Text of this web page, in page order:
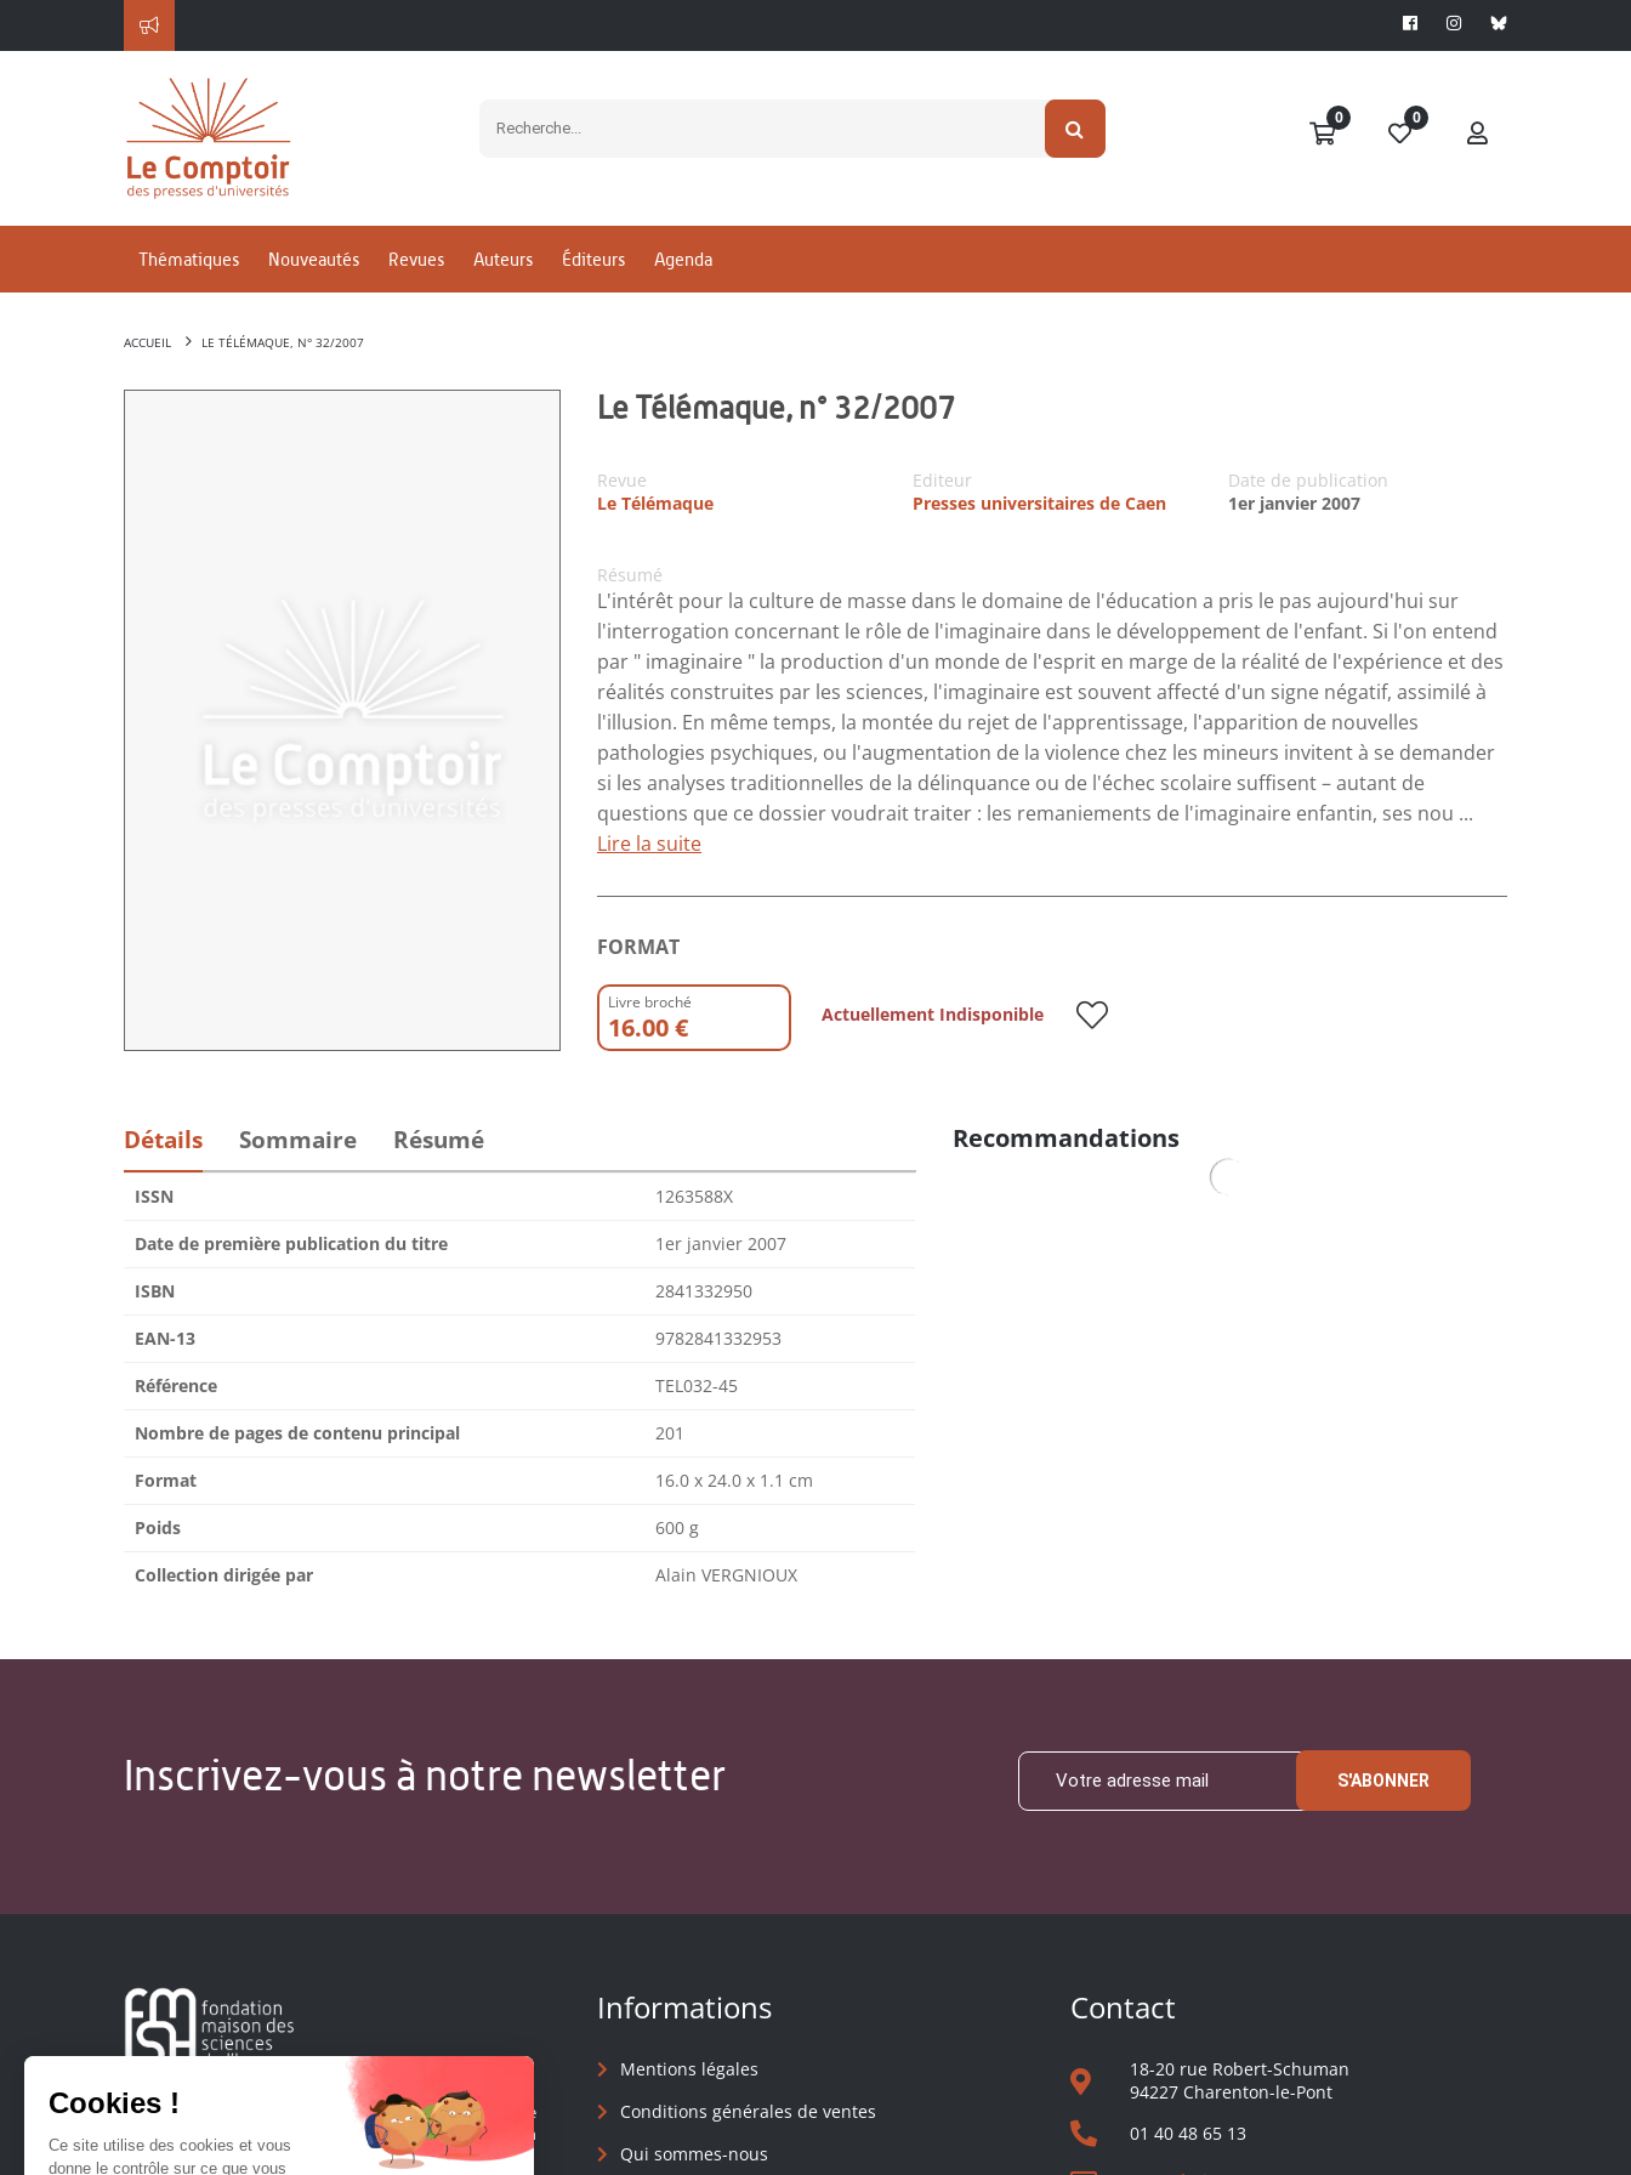
0 0
Thématiques Nouveautés Revues Auteurs Éditeurs Agenda
ACCUEIL LE TÉLÉMAQUE, N° 32/2007
Le Télémaque, n° 32/2007
Revue
Le Télémaque
Editeur
Presses universitaires de Caen
Date de publication
1er janvier 2007
Résumé
L'intérêt pour la culture de masse dans le domaine de l'éducation a pris le pas aujourd'hui sur
l'interrogation concernant le rôle de l'imaginaire dans le développement de l'enfant. Si l'on entend
par " imaginaire " la production d'un monde de l'esprit en marge de la réalité de l'expérience et des
réalités construites par les sciences, l'imaginaire est souvent affecté d'un signe négatif, assimilé à
l'illusion. En même temps, la montée du rejet de l'apprentissage, l'apparition de nouvelles
pathologies psychiques, ou l'augmentation de la violence chez les mineurs invitent à se demander
si les analyses traditionnelles de la délinquance ou de l'échec scolaire suffisent – autant de
questions que ce dossier voudrait traiter : les remaniements de l'imaginaire enfantin, ses nou ...
Lire la suite
FORMAT
Livre broché
16.00 € Actuellement Indisponible
Détails Sommaire Résumé
ISSN 1263588X
Date de première publication du titre 1er janvier 2007
ISBN 2841332950
EAN-13 9782841332953
Référence TEL032-45
Nombre de pages de contenu principal 201
Format 16.0 x 24.0 x 1.1 cm
Poids 600 g
Collection dirigée par Alain VERGNIOUX
Recommandations
Inscrivez-vous à notre newsletter S'ABONNER
Créée en 1963, la Fondation Maison Sciences de l'Homme
soutient la recherche et la diffusion des connaissances en
sciences humaines et sociales.
Informations
Mentions légales
Conditions générales de ventes
Qui sommes-nous
Contact
18-20 rue Robert-Schuman
94227 Charenton-le-Pont
01 40 48 65 13